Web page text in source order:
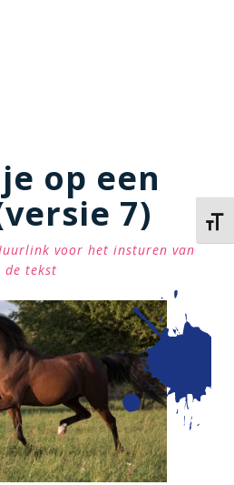
op een
7)
voor het insturen van
de tekst